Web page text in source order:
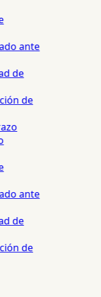
ante
de
de
ante
de
de